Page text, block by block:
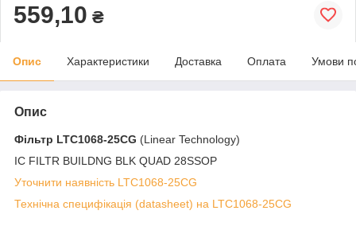
559,10 ₴
Опис Характеристики Доставка Оплата Умови
Опис
Фільтр LTC1068-25CG (Linear Technology)
IC FILTR BUILDNG BLK QUAD 28SSOP
Уточнити наявність LTC1068-25CG
Технічна специфікація (datasheet) на LTC1068-25CG